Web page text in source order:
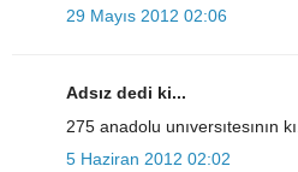
29 Mayıs 2012 02:06
Adsız dedi ki...
275 anadolu unıversıtesının kı..
5 Haziran 2012 02:02